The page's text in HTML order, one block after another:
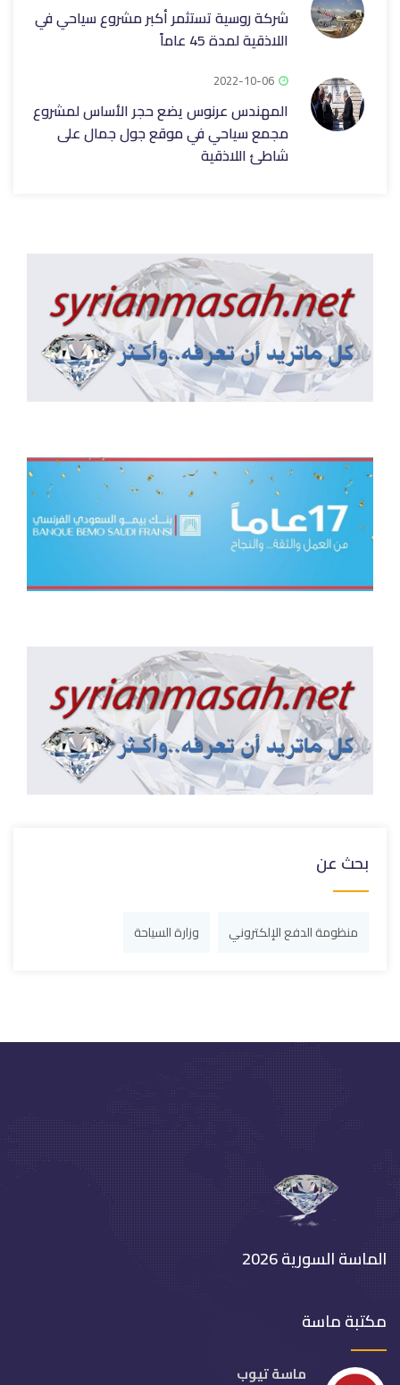
شركة روسية تستثمر أكبر مشروع سياحي في
اللاذقية لمدة 45 عاماً
2022-10-06
المهندس عرنوس يضع حجر الأساس لمشروع
مجمع سياحي في موقع جول جمال على
شاطئ اللاذقية
بحث عن
منظومة الدفع الإلكتروني وزارة السياحة
الماسة السورية 2026
مكتبة ماسة
ماسة تيوب